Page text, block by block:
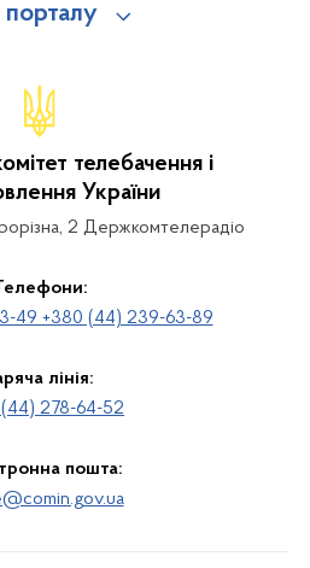
телебачення і
України
2 Держкомтелерадіо
49 +380 (44) 239-63-89
лінія:
278-64-52
пошта: